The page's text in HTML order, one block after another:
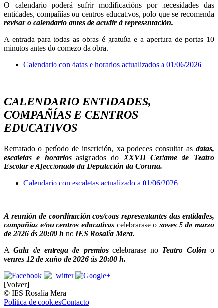
O calendario poderá sufrir modificacións por necesidades das
entidades, compañías ou centros educativos, polo que se recomenda
revisar o calendario antes de acudir á representación.
A entrada para todas as obras é gratuíta e a apertura de portas 10
minutos antes do comezo da obra.
Calendario con datas e horarios actualizados a 01/06/2026
CALENDARIO ENTIDADES,
COMPAÑÍAS E CENTROS
EDUCATIVOS
Rematado o período de inscrición, xa podedes consultar as datas,
escaletas e horariosasignados do XXVII Certame de Teatro
Escolar e Afeccionado da Deputación da Coruña.
Calendario con escaletas actualizado a 01/06/2026
A reunión de coordinación cos/coas representantes das entidades,
compañías e/ou centros educativos celebrarase o xoves 5 de marzo
de 2026 ás 20:00 h no IES Rosalía Mera.
AGala de entrega de premioscelebrarase no Teatro Colón o
venres 12 de xuño de 2026 ás 20:00 h.
[Volver]
© IES Rosalía Mera
Política de cookiesContacto